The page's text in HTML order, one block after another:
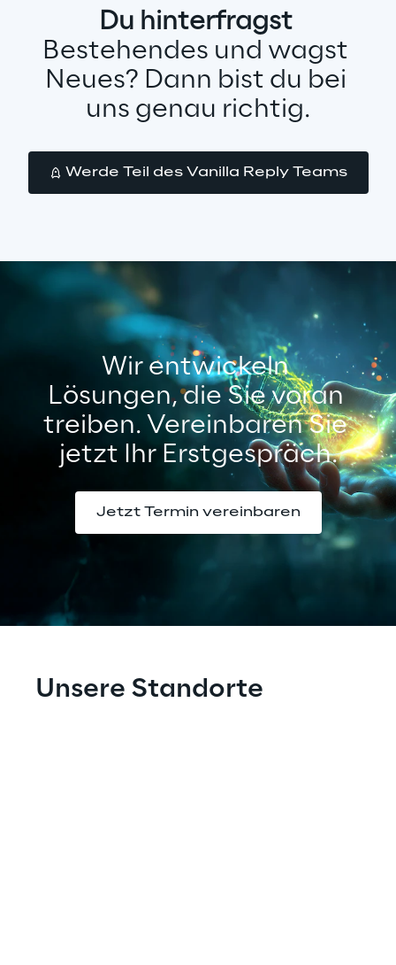
Du hinterfragst
Bestehendes und wagst
Neues? Dann bist du bei
uns genau richtig.
Werde Teil des Vanilla Reply Teams
Wir entwickeln
Lösungen, die Sie voran
treiben. Vereinbaren Sie
jetzt Ihr Erstgespräch.
Jetzt Termin vereinbaren
Unsere Standorte